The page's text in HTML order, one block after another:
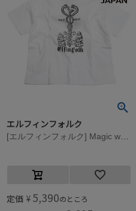
エルフィンフォルク
定価 ¥ 5,390のところ